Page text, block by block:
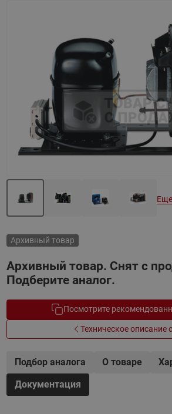
Архивный товар
Архивный товар. Снят с
Подберите аналог.
Посмотрите
Техническое описание
Подбор аналога О товаре
Документация